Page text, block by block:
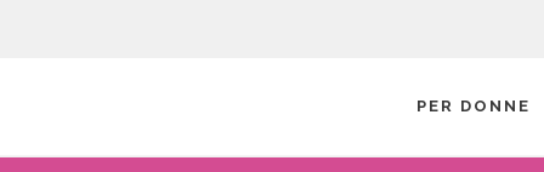
PER DONNE